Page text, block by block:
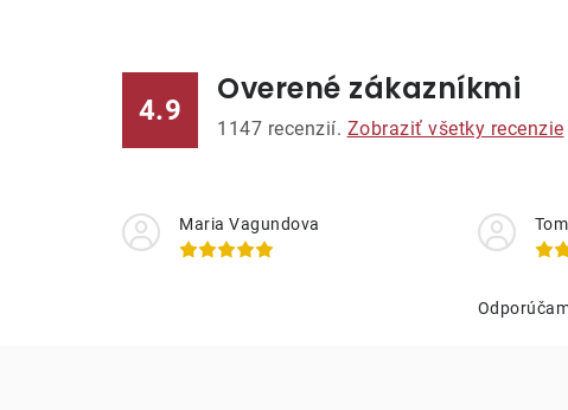
l
á
a
c
e
4.9
Overené zákazníkmi
1147 recenzií. Zobraziť všetky recenzie
Maria Vagundova